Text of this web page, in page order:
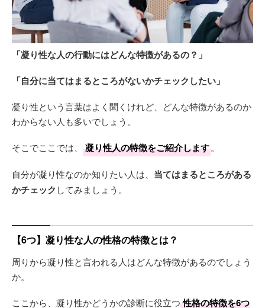
「凝り性な人の行動にはどんな特徴があるの？」
「自分に当てはまるところがないかチェックしたい」
凝り性という言葉はよく聞くけれど、どんな特徴があるのか
わからない人も多いでしょう。
そこでここでは、 凝り性人の特徴をご紹介します。
自分が凝り性なのか知りたい人は、 当てはまるところがある
かチェック してみましょう。
【6つ】凝り性な人の性格の特徴とは？
周りから凝り性と言われる人はどんな特徴があるのでしょう
か。
ここから、凝り性かどうかの診断に役立つ 性格の特徴を6つ